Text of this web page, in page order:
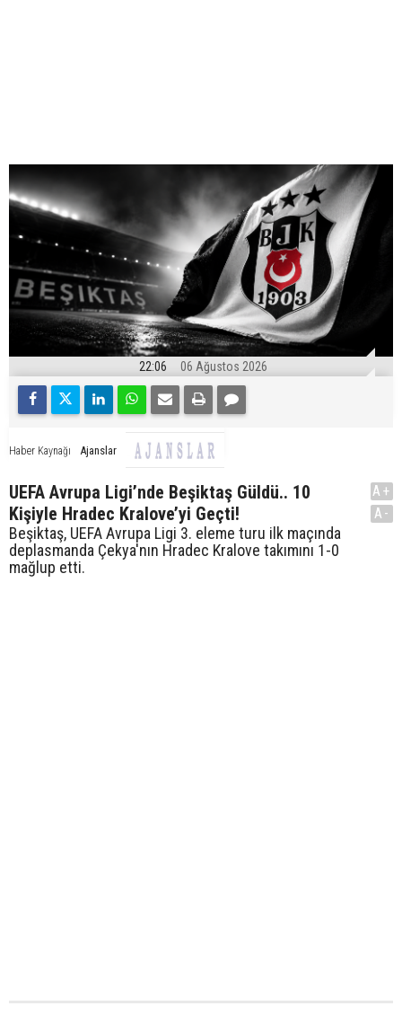
22:06 06 Ağustos 2026
Haber Kaynağı Ajanslar
UEFA Avrupa Ligi’nde Beşiktaş Güldü.. 10
Kişiyle Hradec Kralove’yi Geçti!
Beşiktaş, UEFA Avrupa Ligi 3. eleme turu ilk maçında
deplasmanda Çekya'nın Hradec Kralove takımını 1-0
mağlup etti.
A+
A-